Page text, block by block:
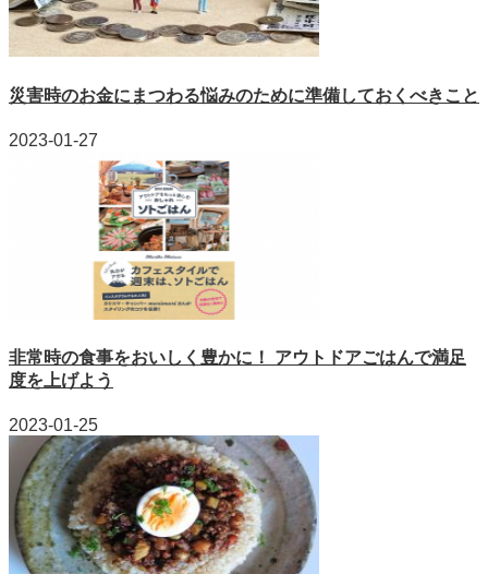
災害時のお金にまつわる悩みのために準備しておくべきこと
2023-01-27
非常時の食事をおいしく豊かに！ アウトドアごはんで満足
度を上げよう
2023-01-25